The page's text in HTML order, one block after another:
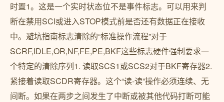
时置1。这是一个实时状态位不是事件标志。可以用来判
断在禁用SCI或进入STOP模式前是否还有数据正在接收
中。避坑指南标志清除的“标准操作流程”对于
SCRF,IDLE,OR,NF,FE,PE,BKF这些标志硬件强制要求一
个特定的清除序列1. 读取SCS1或SCS2对于BKF寄存器2.
紧接着读取SCDR寄存器。这个“读-读”操作必须连续、无
间断。如果在两步之间发生了中断或被其他代码打断可能